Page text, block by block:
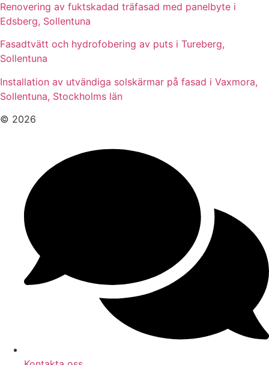
Renovering av fuktskadad träfasad med panelbyte i
Edsberg, Sollentuna
Fasadtvätt och hydrofobering av puts i Tureberg,
Sollentuna
Installation av utvändiga solskärmar på fasad i Vaxmora,
Sollentuna, Stockholms län
© 2026